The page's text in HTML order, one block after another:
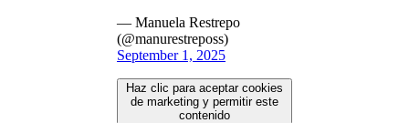
— Manuela Restrepo
(@manurestreposs)
September 1, 2025
Haz clic para aceptar cookies
de marketing y permitir este
contenido